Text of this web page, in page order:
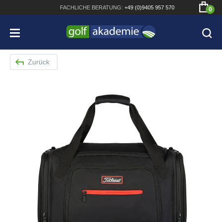
FACHLICHE BERATUNG: +49 (0)9405 957 570 0
Bridgestone JGR Driver 2018
Cobra King F8+ Driver
Titleist Pro V1x mit gratis Schriftaufdruck
Bennington Waterproof QO14 Sport Cartbag
Zurück